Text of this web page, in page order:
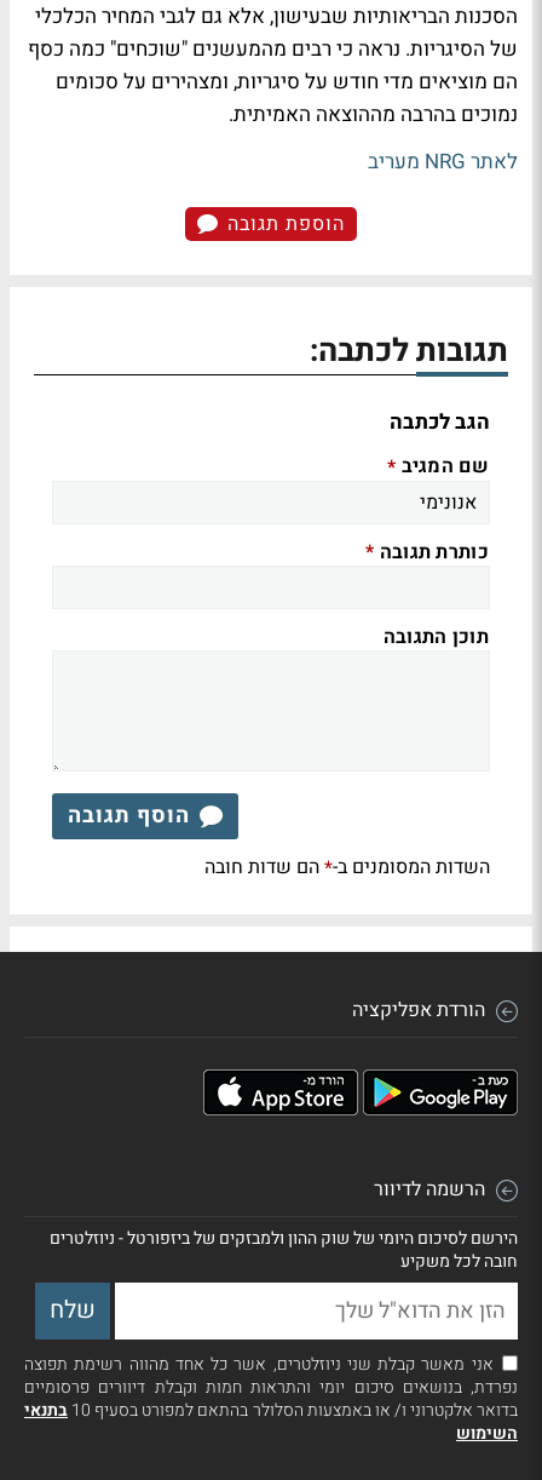
הסכנות הבריאותיות שבעישון, אלא גם לגבי המחיר הכלכלי
של הסיגריות. נראה כי רבים מהמעשנים "שוכחים" כמה כסף
הם מוציאים מדי חודש על סיגריות, ומצהירים על סכומים
נמוכים בהרבה מההוצאה האמיתית.
לאתר NRG מעריב
הוספת תגובה
תגובות לכתבה:
הגב לכתבה
שם המגיב *
כותרת תגובה *
תוכן התגובה
הוסף תגובה
השדות המסומנים ב-*הם שדות חובה
הורדת אפליקציה
הרשמה לדיוור
הירשם לסיכום היומי של שוק ההון ולמבזקים של ביזפורטל - ניוזלטרים
חובה לכל משקיע
אני מאשר קבלת שני ניוזלטרים, אשר כל אחד מהווה רשימת תפוצה
נפרדת, בנושאים סיכום יומי והתראות חמות וקבלת דיוורים פרסומיים
בדואר אלקטרוני ו/ או באמצעות הסלולר בהתאם למפורט בסעיף 10
בתנאי
השימוש